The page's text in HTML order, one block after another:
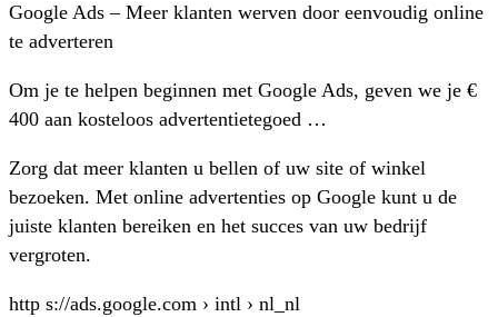
Google Ads – Meer klanten werven door eenvoudig online
te adverteren
Om je te helpen beginnen met Google Ads, geven we je €
400 aan kosteloos advertentietegoed …
Zorg dat meer klanten u bellen of uw site of winkel
bezoeken. Met online advertenties op Google kunt u de
juiste klanten bereiken en het succes van uw bedrijf
vergroten.
http s://ads.google.com › intl › nl_nl